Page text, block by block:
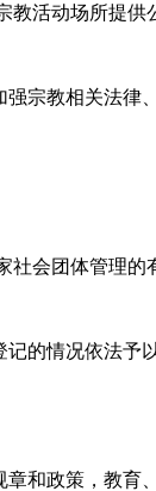
活动场所提
宗教相关法律
会团体管理
的情况依法予
和政策，教